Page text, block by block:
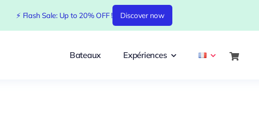
Bateaux Expériences
⚡ Flash Sale: Up to 20% OFF ! Discover now